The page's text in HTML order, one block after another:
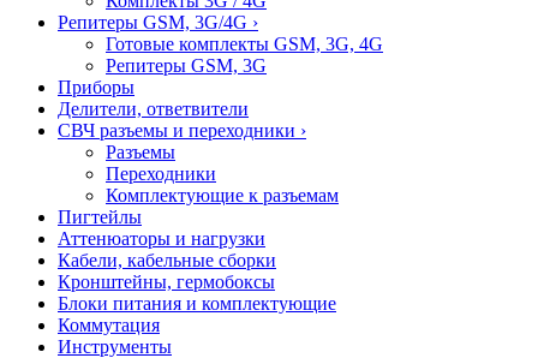
Репитеры GSM, 3G/4G ›
Готовые комплекты GSM, 3G, 4G
Репитеры GSM, 3G
Приборы
Делители, ответвители
СВЧ разъемы и переходники ›
Разъемы
Переходники
Комплектующие к разъемам
Пигтейлы
Аттенюаторы и нагрузки
Кабели, кабельные сборки
Кронштейны, гермобоксы
Блоки питания и комплектующие
Коммутация
Инструменты